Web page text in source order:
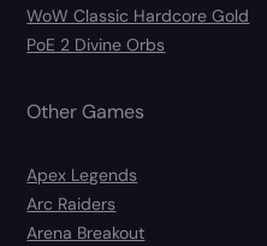
WoW Classic Hardcore Gold
PoE 2 Divine Orbs
Other Games
Apex Legends
Arc Raiders
Arena Breakout